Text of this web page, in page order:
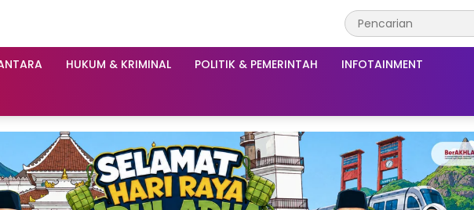
HUKUM & KRIMINAL POLITIK & PEMERINTAH INFOTAINMENT